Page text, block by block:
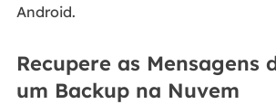
Android.
Recupere as Mensagens
um Backup na Nuvem